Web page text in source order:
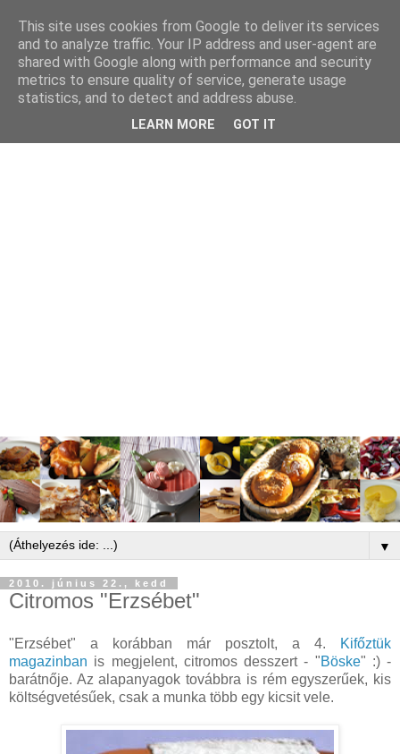
▼
2010. június 22., kedd
Citromos "Erzsébet"
"Erzsébet" a korábban már posztolt, a 4.
Kifőztük
magazinban is megjelent, citromos desszert - "Böske" :) -
barátnője. Az alapanyagok továbbra is rém egyszerűek, kis
költségvetésűek, csak a munka több egy kicsit vele.
This site uses cookies from Google to deliver its services
and to analyze traffic. Your IP address and user-agent are
shared with Google along with performance and security
metrics to ensure quality of service, generate usage
statistics, and to detect and address abuse.
LEARN MORE GOT IT